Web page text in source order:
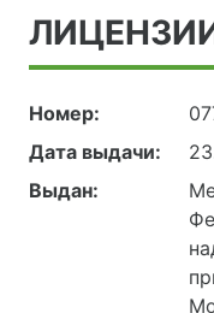
Номер:
Дата выдачи:
Выдан: